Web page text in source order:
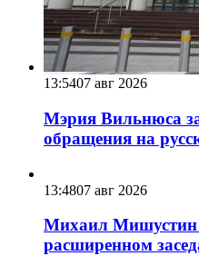
13:5407 авг 2026
Мэрия Вильнюса
обращения на
13:4807 авг 2026
Михаил Мишустин
расширенном